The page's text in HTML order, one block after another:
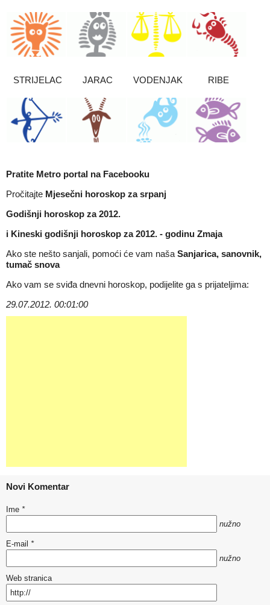
STRIJELAC JARAC VODENJAK RIBE
Pratite Metro portal na Facebooku
Pročitajte Mjesečni horoskop za srpanj
Godišnji horoskop za 2012.
i Kineski godišnji horoskop za 2012. - godinu Zmaja
Ako ste nešto sanjali, pomoći će vam naša Sanjarica, sanovnik,
tumač snova
Ako vam se sviđa dnevni horoskop, podijelite ga s prijateljima:
29.07.2012. 00:01:00
Novi Komentar
Ime *
nužno
E-mail *
nužno
Web stranica